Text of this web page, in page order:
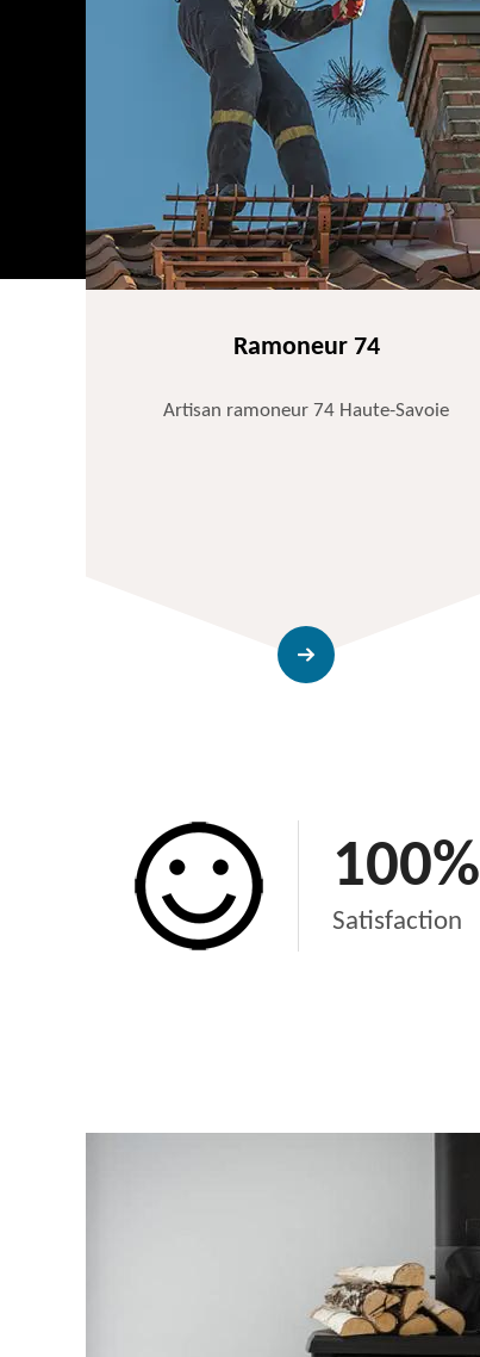
Ramoneur 74
Artisan ramoneur 74 Haute-Savoie
100%
Satisfaction